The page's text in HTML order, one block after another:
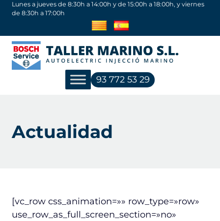
SaltarLunes a jueves de 8:30h a 14:00h y de 15:00h a 18:00h, y viernes
de 8:30h a 17:00h
93 772 53 29
Actualidad
[vc_row css_animation=»» row_type=»row»
use_row_as_full_screen_section=»no»